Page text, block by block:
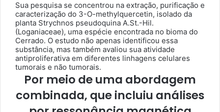
Sua pesquisa se concentrou na extração, purificação e
caracterização do 3-O-methylquercetin, isolado da
planta Strychnos pseudoquina A.St.-Hil.
(Loganiaceae), uma espécie encontrada no bioma do
Cerrado. O estudo não apenas identificou essa
substância, mas também avaliou sua atividade
antiproliferativa em diferentes linhagens celulares
tumorais e não tumorais.
Por meio de uma abordagem
combinada, que incluiu análises